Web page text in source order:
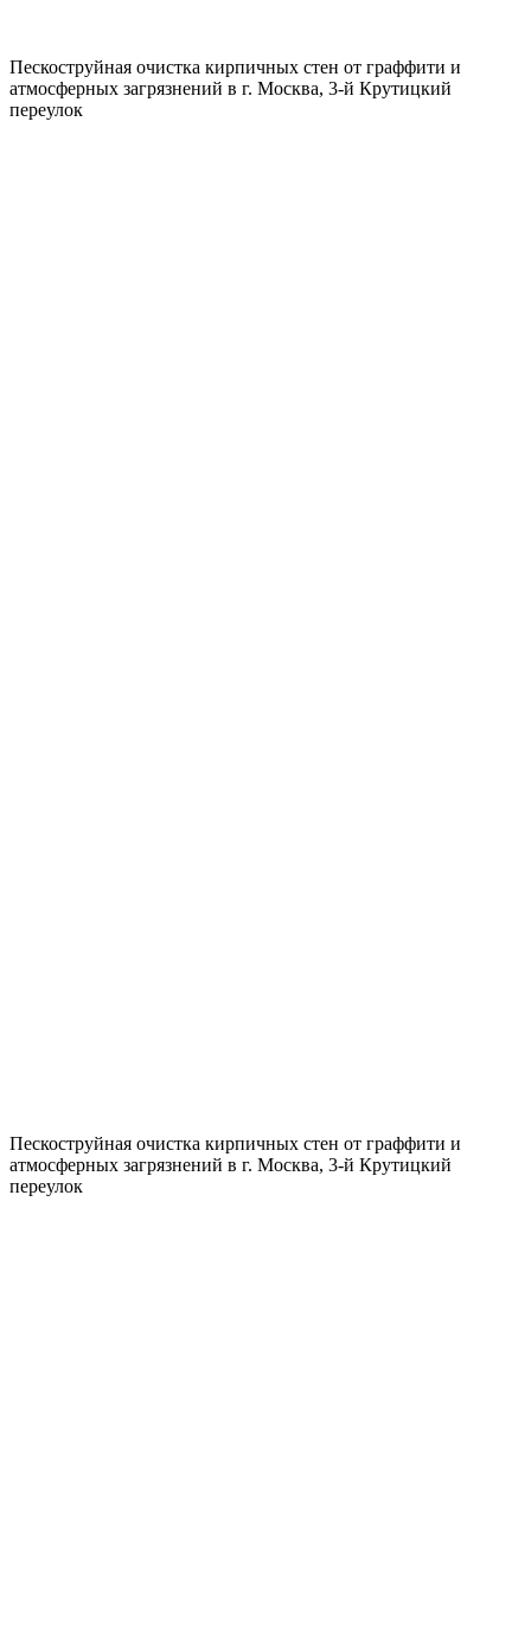
Пескоструйная очистка кирпичных стен от граффити и
атмосферных загрязнений в г. Москва, 3-й Крутицкий
переулок
Пескоструйная очистка кирпичных стен от граффити и
атмосферных загрязнений в г. Москва, 3-й Крутицкий
переулок